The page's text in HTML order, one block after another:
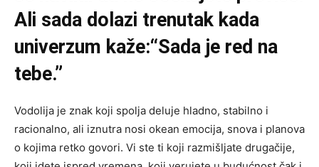
Ali sada dolazi trenutak kada
univerzum kaže:“Sada je red na
tebe.”
Vodolija je znak koji spolja deluje hladno, stabilno i
racionalno, ali iznutra nosi okean emocija, snova i planova
o kojima retko govori. Vi ste ti koji razmišljate drugačije,